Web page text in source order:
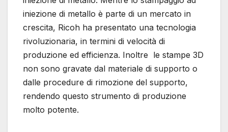
iniezione di metallo è parte di un mercato in
crescita, Ricoh ha presentato una tecnologia
rivoluzionaria, in termini di velocità di
produzione ed efficienza. Inoltre le stampe 3D
non sono gravate dal materiale di supporto o
dalle procedure di rimozione del supporto,
rendendo questo strumento di produzione
molto potente.